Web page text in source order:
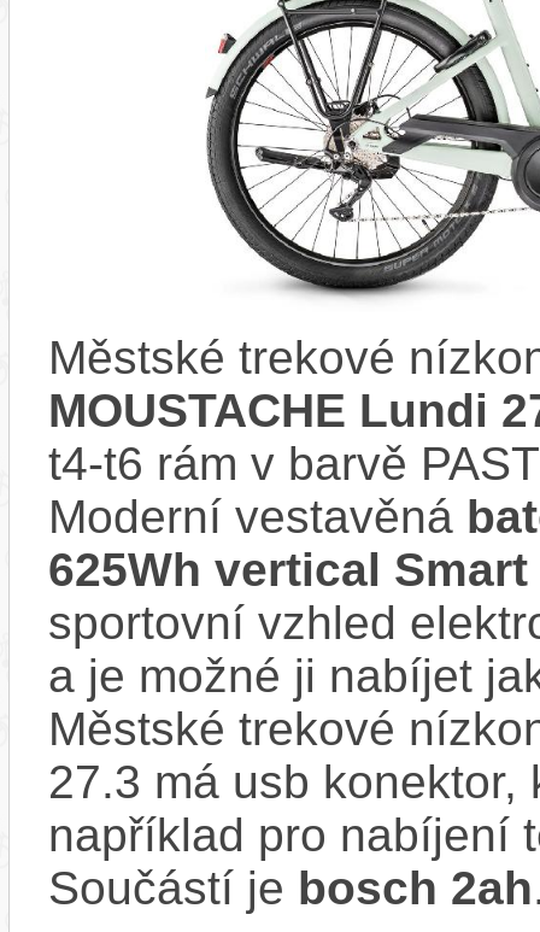
Městské trekové
MOUSTACHE Lundi
t4-t6 rám v barvě
Moderní vestavěná
625Wh vertical
sportovní vzhled
a je možné ji nabíjet
Městské trekové
27.3 má usb
například pro nabíjení
Součástí je bosch 2ah